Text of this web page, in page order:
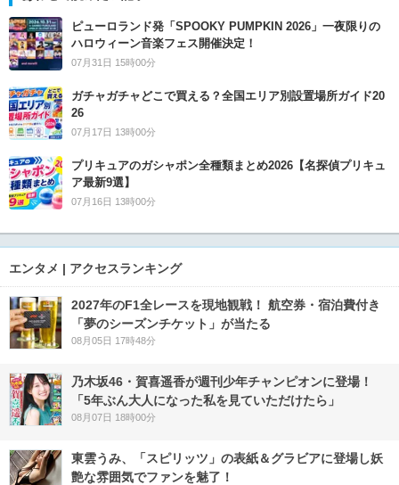
ピューロランド発「SPOOKY PUMPKIN 2026」一夜限りの
ハロウィーン音楽フェス開催決定！
07月31日 15時00分
ガチャガチャどこで買える？全国エリア別設置場所ガイド20
26
07月17日 13時00分
プリキュアのガシャポン全種類まとめ2026【名探偵プリキュ
ア最新9選】
07月16日 13時00分
エンタメ | アクセスランキング
2027年のF1全レースを現地観戦！ 航空券・宿泊費付き
「夢のシーズンチケット」が当たる
08月05日 17時48分
乃木坂46・賀喜遥香が週刊少年チャンピオンに登場！
「5年ぶん大人になった私を見ていただけたら」
08月07日 18時00分
東雲うみ、「スピリッツ」の表紙＆グラビアに登場し妖
艶な雰囲気でファンを魅了！